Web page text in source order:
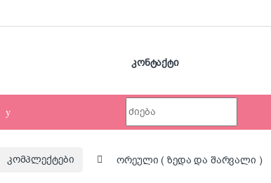
კონტაქტი
კომპლექტები ორეული ( ზედა და შარვალი )